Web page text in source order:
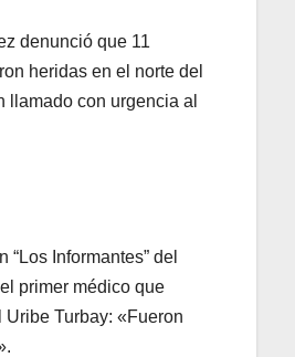
denunció que 11
heridas en el norte del
llamado con urgencia al
“Los Informantes” del
primer médico que
Turbay: «Fueron